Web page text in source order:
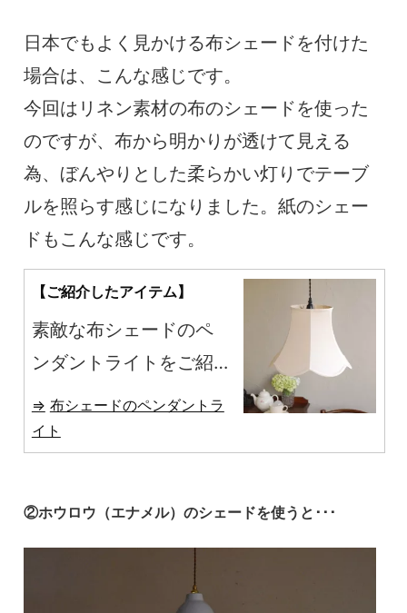
日本でもよく見かける布シェードを付けた
場合は、こんな感じです。
今回はリネン素材の布のシェードを使った
のですが、布から明かりが透けて見える
為、ぼんやりとした柔らかい灯りでテーブ
ルを照らす感じになりました。紙のシェー
ドもこんな感じです。
【ご紹介したアイテム】
素敵な布シェードのペ
ンダントライトをご紹
介しています。
布シェードのペンダントラ
イト
②ホウロウ（エナメル）のシェードを使うと･･･